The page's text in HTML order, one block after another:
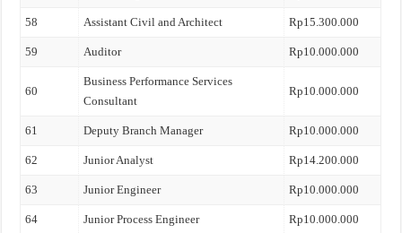
58 Assistant Civil and Architect Rp15.300.000
59 Auditor Rp10.000.000
60
Business Performance Services
Consultant
Rp10.000.000
61 Deputy Branch Manager Rp10.000.000
62 Junior Analyst Rp14.200.000
63 Junior Engineer Rp10.000.000
64 Junior Process Engineer Rp10.000.000